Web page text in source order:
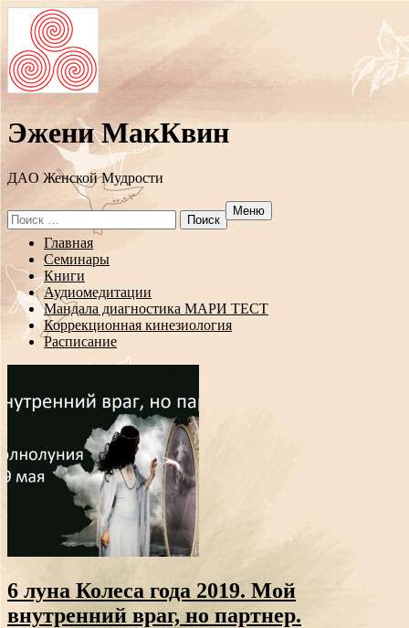
Эжени МакКвин
ДAO Женской Мудрости
Search
for:
Меню
Перейти
содержанию
Главная
Семинары
Книги
Аудиомедитации
Мандала диагностика МАРИ ТЕСТ
Коррекционная кинезиология
Расписание
6 луна Колеса года 2019. Мой
внутренний враг, но партнер.